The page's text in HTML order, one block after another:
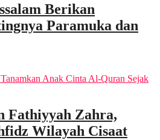
Berikan
Paramuka dan
Fathiyyah Zahra,
Wilayah Cisaat